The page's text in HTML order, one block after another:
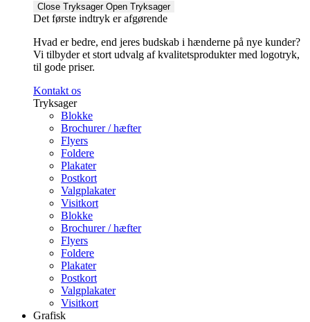
Close Tryksager Open Tryksager
Det første indtryk er afgørende
Hvad er bedre, end jeres budskab i hænderne på nye kunder?
Vi tilbyder et stort udvalg af kvalitetsprodukter med logotryk,
til gode priser.
Kontakt os
Tryksager
Blokke
Brochurer / hæfter
Flyers
Foldere
Plakater
Postkort
Valgplakater
Visitkort
Blokke
Brochurer / hæfter
Flyers
Foldere
Plakater
Postkort
Valgplakater
Visitkort
Grafisk